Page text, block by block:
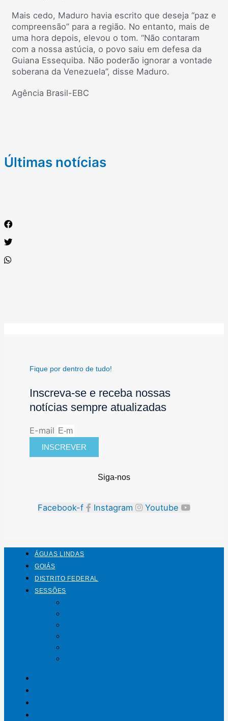
Mais cedo, Maduro havia escrito que deseja “paz e
compreensão” para a região. No entanto, mais de
uma hora depois, elevou o tom. “Não contaram
com a nossa astúcia, o povo saiu em defesa da
Guiana Essequiba. Não poderão ignorar a vontade
soberana da Venezuela”, disse Maduro.
Agência Brasil-EBC
Últimas notícias
Fique por dentro de tudo!
Inscreva-se e receba nossas
notícias sempre atualizadas
E-mail
INSCREVER
Siga-nos
Facebook-f Instagram Youtube
ÁGUAS LINDAS
GOIÁS
DISTRITO FEDERAL
SESSÕES